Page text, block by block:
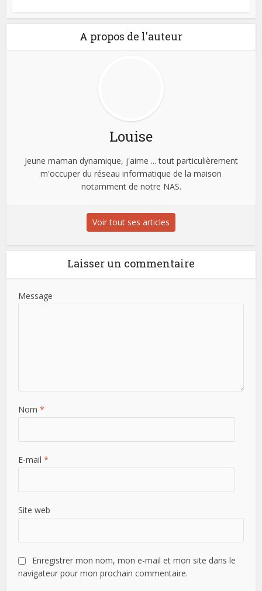
A propos de l'auteur
Louise
Jeune maman dynamique, j'aime ... tout particulièrement
m'occuper du réseau informatique de la maison
notamment de notre NAS.
Voir tout ses articles
Laisser un commentaire
Message
Nom*
E-mail*
Site web
Enregistrer mon nom, mon e-mail et mon site dans le
navigateur pour mon prochain commentaire.